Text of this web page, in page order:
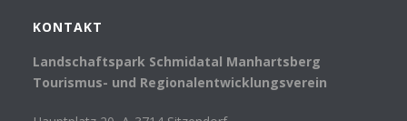
KONTAKT
Landschaftspark Schmidatal Manhartsberg
Tourismus- und Regionalentwicklungsverein